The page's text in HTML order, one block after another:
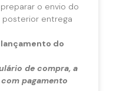
o envio do
posterior entrega
do
de compra, a
pagamento